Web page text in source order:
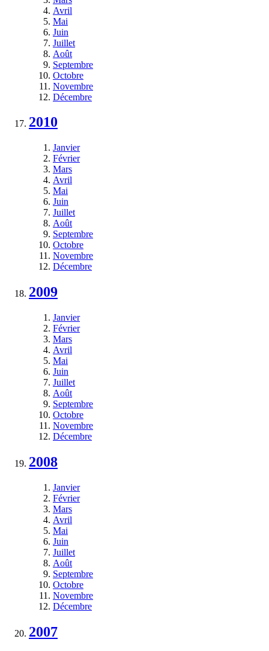
Avril
Mai
Juin
Juillet
Août
Septembre
Octobre
Novembre
Décembre
2010
Janvier
Février
Mars
Avril
Mai
Juin
Juillet
Août
Septembre
Octobre
Novembre
Décembre
2009
Janvier
Février
Mars
Avril
Mai
Juin
Juillet
Août
Septembre
Octobre
Novembre
Décembre
2008
Janvier
Février
Mars
Avril
Mai
Juin
Juillet
Août
Septembre
Octobre
Novembre
Décembre
2007